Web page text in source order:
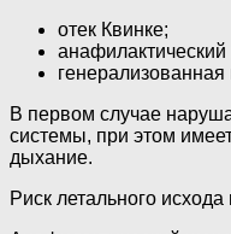
отек Квинке;
генерализованная
В первом случае
системы, при этом
дыхание.
Риск летального